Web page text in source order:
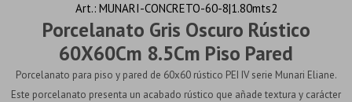
Porcelanato Gris Oscuro Rústico
60X60Cm 8.5Cm Piso Pared
MUNARI-CONCRETO-60-8|1.80mts2
Porcelanato para piso y pared de 60x60 rústico PEI IV serie Munari Eliane.
Este porcelanato presenta un acabado rústico que añade textura y carácter